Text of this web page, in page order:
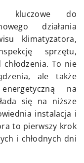
kluczowe do
działania
klimatyzatora,
sprzętu,
To nie
ale także
na
się na niższe
instalacja i
to pierwszy krok
i chłodnych dni